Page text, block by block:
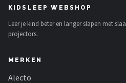
KIDSLEEP WEBSHOP
Leer je kind beter en langer slapen met
projectors.
MERKEN
Alecto